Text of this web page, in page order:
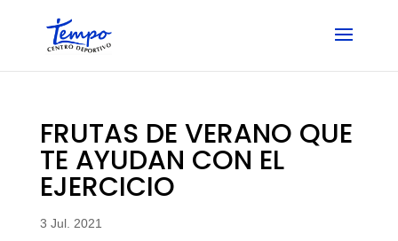
content
FRUTAS DE VERANO QUE
TE AYUDAN CON EL
EJERCICIO
3 Jul. 2021